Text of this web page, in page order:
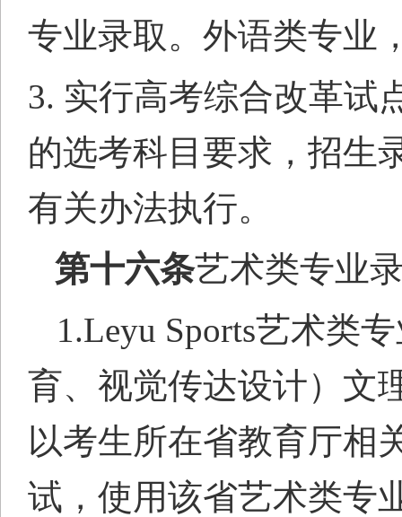
专业录取。外语类专业
3. 实行高考综合改革试
的选考科目要求 ， 招生
有关办法执行。
第十六条艺术类专业
1.Leyu Sports艺术类
育、视觉传达设计）文
以考生所在省教育厅相
试，使用该省艺术类专